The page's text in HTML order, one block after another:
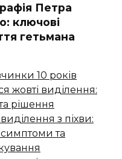
Петра
ключові
гетьмана
10 років
жовті виділення:
рішення
з піхви:
та